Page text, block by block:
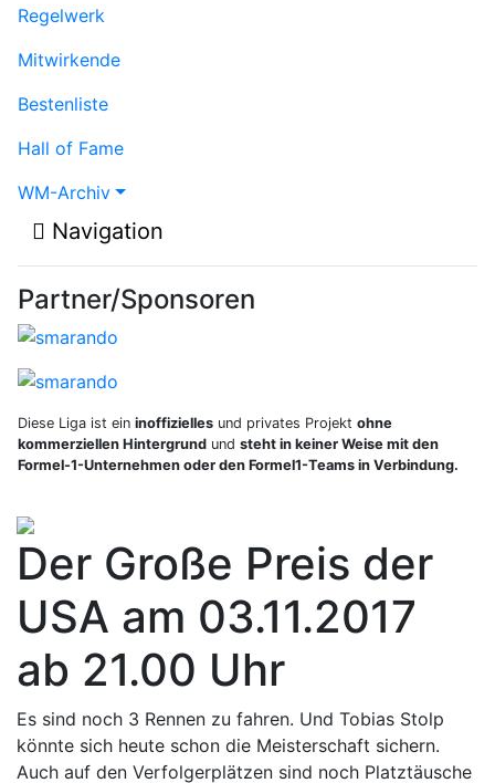
Regelwerk
Mitwirkende
Bestenliste
Hall of Fame
WM-Archiv
Navigation
Partner/Sponsoren
Diese Liga ist ein inoffizielles und privates Projekt ohne
kommerziellen Hintergrund und steht in keiner Weise mit den
Formel-1-Unternehmen oder den Formel1-Teams in Verbindung.
Der Große Preis der
USA am 03.11.2017
ab 21.00 Uhr
Es sind noch 3 Rennen zu fahren. Und Tobias Stolp
könnte sich heute schon die Meisterschaft sichern.
Auch auf den Verfolgerplätzen sind noch Platztäusche